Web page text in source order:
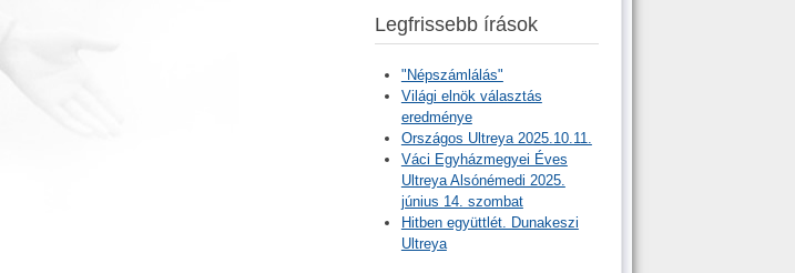
Legfrissebb írások
"Népszámlálás"
Világi elnök választás
eredménye
Országos Ultreya 2025.10.11.
Váci Egyházmegyei Éves
Ultreya Alsónémedi 2025.
június 14. szombat
Hitben együttlét. Dunakeszi
Ultreya